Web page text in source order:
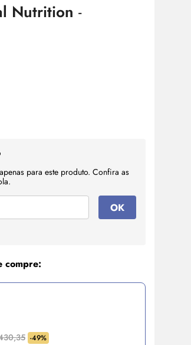
Nutrition -
para este produto. Confira as
OK
compre:
-49%